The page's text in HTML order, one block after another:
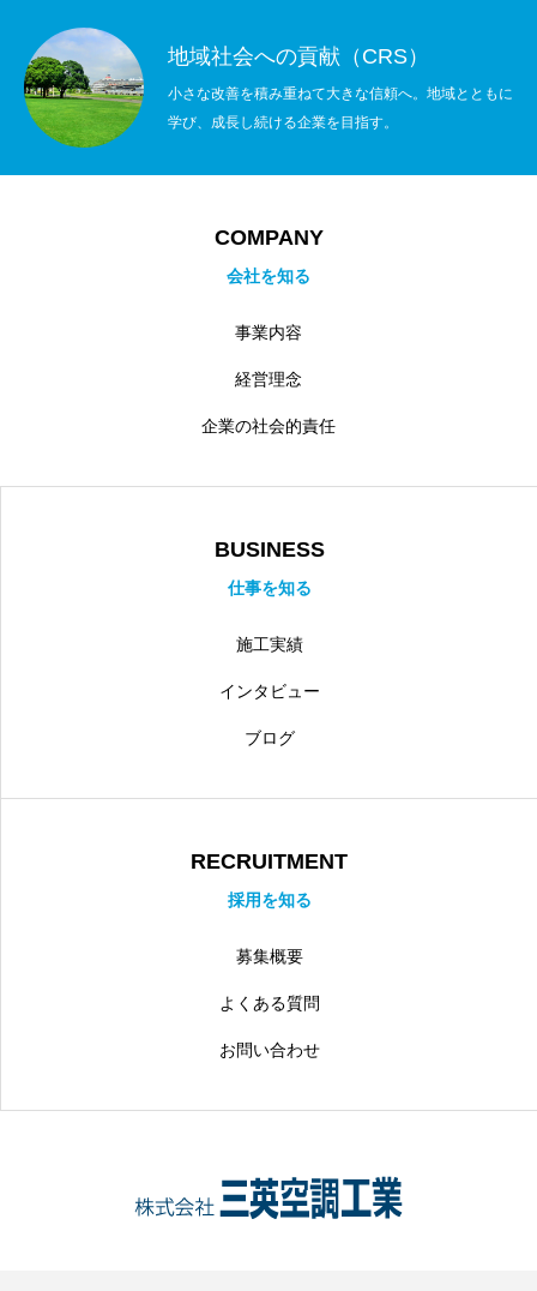
地域社会への貢献（CRS）
小さな改善を積み重ねて大きな信頼へ。地域とともに
学び、成長し続ける企業を目指す。
COMPANY
会社を知る
事業内容
経営理念
企業の社会的責任
BUSINESS
仕事を知る
施工実績
インタビュー
ブログ
RECRUITMENT
採用を知る
募集概要
よくある質問
お問い合わせ